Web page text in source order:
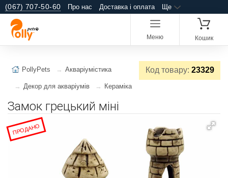
(067) 707-50-60 Про нас Доставка і оплата Ще
Меню Кошик
Код товару: 23329
PollyPets Акваріумістика
Декор для акваріумів Кераміка
Замок грецький міні
ПРОДАНО